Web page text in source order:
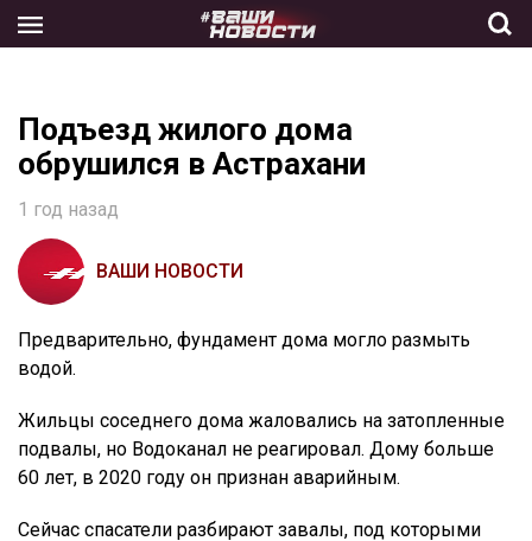
the
Подъезд жилого дома
обрушился в Астрахани
1 год назад
ВАШИ НОВОСТИ
Предварительно, фундамент дома могло размыть
водой.
Жильцы соседнего дома жаловались на затопленные
подвалы, но Водоканал не реагировал. Дому больше
60 лет, в 2020 году он признан аварийным.
Сейчас спасатели разбирают завалы, под которыми